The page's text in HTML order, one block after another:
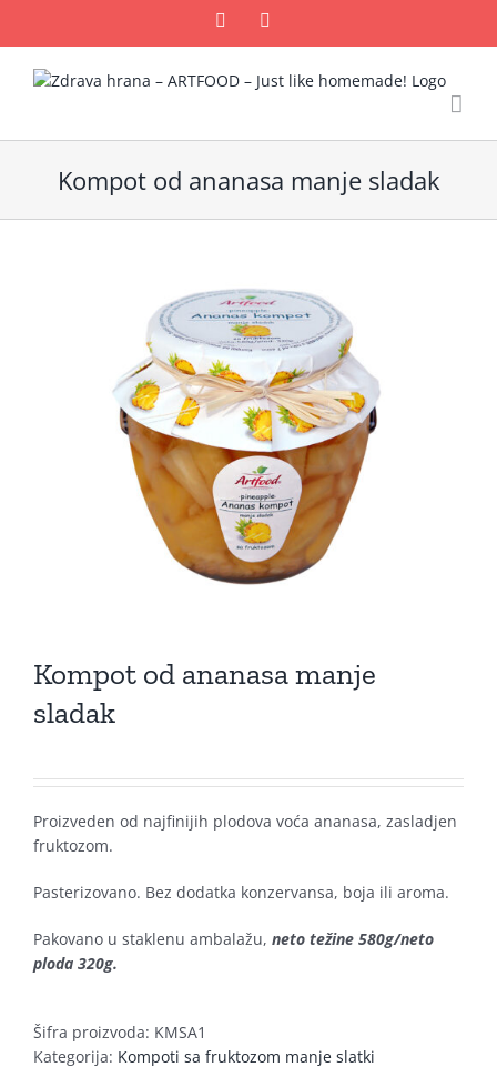
Facebook
Kompot od ananasa manje sladak
Kompot od ananasa manje
sladak
Proizveden od najfinijih plodova voća ananasa, zasladjen
fruktozom.
Pasterizovano. Bez dodatka konzervansa, boja ili aroma.
Pakovano u staklenu ambalažu, neto težine 580g/neto
ploda 320g.
Šifra proizvoda: KMSA1
Kategorija: Kompoti sa fruktozom manje slatki